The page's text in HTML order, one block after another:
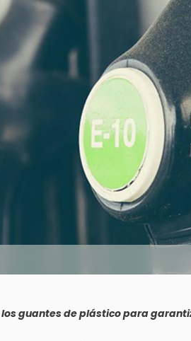
guantes de plástico para